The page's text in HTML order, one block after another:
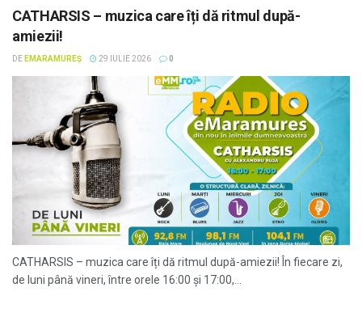
CATHARSIS – muzica care îți dă ritmul după-
amiezii!
DE EMARAMUREȘ 29 IULIE 2026 0
CATHARSIS – muzica care îți dă ritmul după-amiezii! În fiecare zi,
de luni până vineri, între orele 16:00 și 17:00,...